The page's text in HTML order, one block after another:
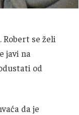
se želi
javi na
od
da je